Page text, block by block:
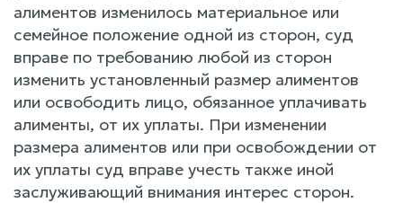
алиментов изменилось материальное или
семейное положение одной из сторон, суд
вправе по требованию любой из сторон
изменить установленный размер алиментов
или освободить лицо, обязанное уплачивать
алименты, от их уплаты. При изменении
размера алиментов или при освобождении от
их уплаты суд вправе учесть также иной
заслуживающий внимания интерес сторон.